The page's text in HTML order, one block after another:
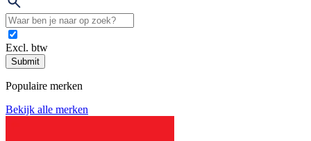
Excl. btw
Submit
Populaire merken
Bekijk alle merken